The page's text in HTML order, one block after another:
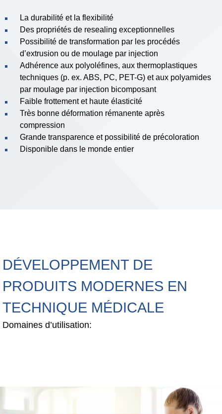
La durabilité et la flexibilité
Des propriétés de resealing exceptionnelles
Possibilité de transformation par les procédés
d’extrusion ou de moulage par injection
Adhérence aux polyoléfines, aux thermoplastiques
techniques (p. ex. ABS, PC, PET-G) et aux polyamides
par moulage par injection bicomposant
Faible frottement et haute élasticité
Très bonne déformation rémanente après
compression
Grande transparence et possibilité de précoloration
Disponible dans le monde entier
DÉVELOPPEMENT DE
PRODUITS MODERNES EN
TECHNIQUE MÉDICALE
Domaines d’utilisation: